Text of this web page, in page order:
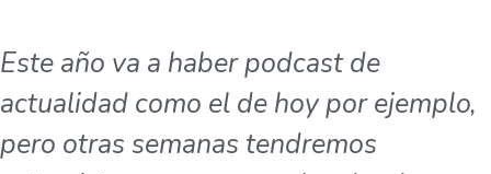
Este año va a haber podcast de
actualidad como el de hoy por ejemplo,
pero otras semanas tendremos